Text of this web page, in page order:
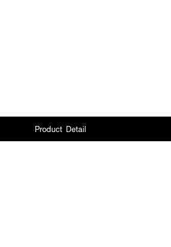
Product Detail